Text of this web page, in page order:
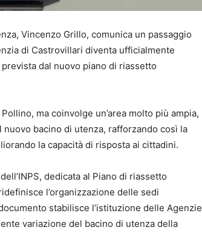
Vincenzo Grillo, comunica un passaggio
di Castrovillari diventa ufficialmente
dal nuovo piano di riassetto
ma coinvolge un’area molto più ampia,
bacino di utenza, rafforzando così la
la capacità di risposta ai cittadini.
dedicata al Piano di riassetto
l’organizzazione delle sedi
stabilisce l’istituzione delle Agenzie
variazione del bacino di utenza della